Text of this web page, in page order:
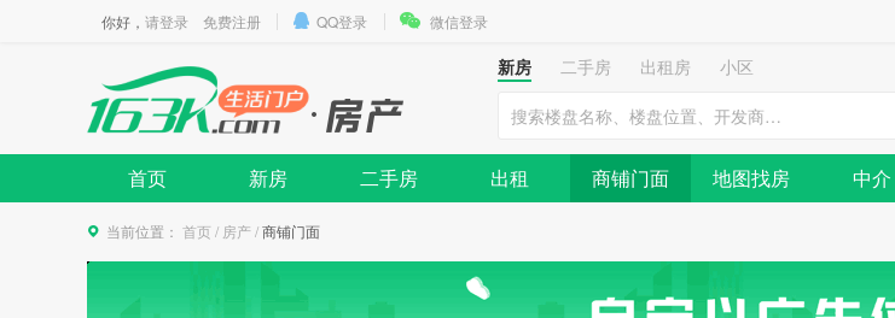
你好， 请登录 免费注册 QQ登录 微信登录
新房 二手房 出租房
小区
首页 新房 二手房 出租 商铺门面 地图找房 中介
当前位置： 首页 / 房产/商铺门面